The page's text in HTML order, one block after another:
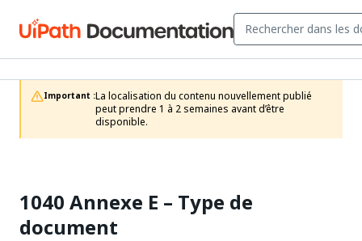
Important :La localisation du contenu nouvellement publié
peut prendre 1 à 2 semaines avant d’être
disponible.
1040 Annexe E – Type de
document